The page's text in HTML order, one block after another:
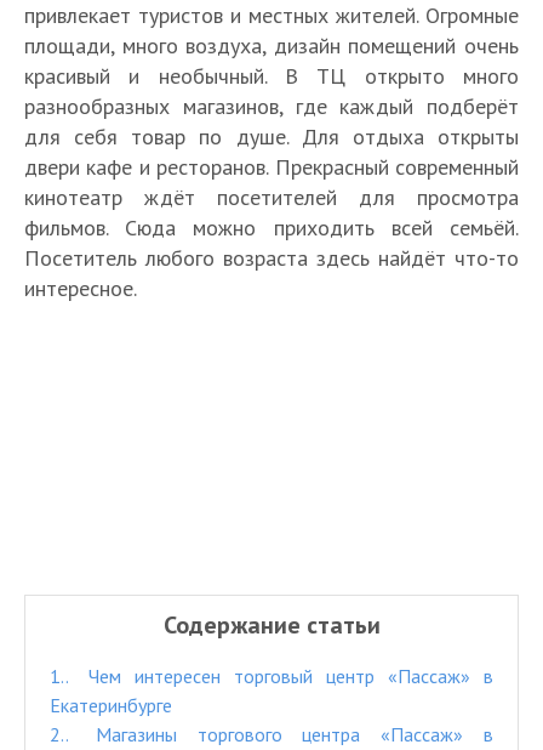
привлекает туристов и местных жителей. Огромные
площади, много воздуха, дизайн помещений очень
красивый и необычный. В ТЦ открыто много
разнообразных магазинов, где каждый подберёт
для себя товар по душе. Для отдыха открыты
двери кафе и ресторанов. Прекрасный современный
кинотеатр ждёт посетителей для просмотра
фильмов. Сюда можно приходить всей семьёй.
Посетитель любого возраста здесь найдёт что-то
интересное.
Содержание статьи
1.
Чем интересен торговый центр «Пассаж» в
Екатеринбурге
2.
Магазины торгового центра «Пассаж» в